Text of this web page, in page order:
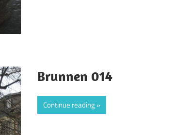
Brunnen 014
Continue reading